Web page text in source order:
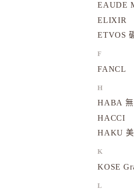
EAUDE
ELIXIR
ETVOS
F
FANCL
H
HABA
HACCI
HAKU
K
KOSE
L